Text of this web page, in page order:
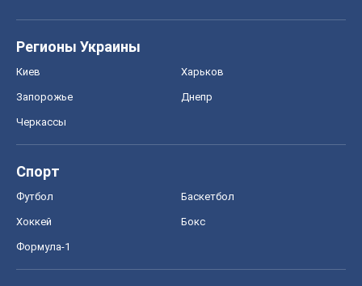
Регионы Украины
Киев Харьков
Запорожье Днепр
Черкассы
Спорт
Футбол Баскетбол
Хоккей Бокс
Формула-1